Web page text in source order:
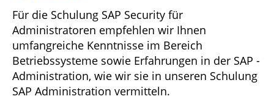
Für die Schulung SAP Security für
Administratoren empfehlen wir Ihnen
umfangreiche Kenntnisse im Bereich
Betriebssysteme sowie Erfahrungen in der SAP -
Administration, wie wir sie in unseren Schulung
SAP Administration vermitteln.